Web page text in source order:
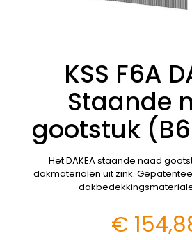
KSS F6A
Staande
gootstuk
Het DAKEA staande naad
dakmaterialen uit zink.
€